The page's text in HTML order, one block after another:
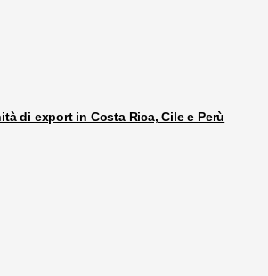
di export in Costa Rica, Cile e Perù